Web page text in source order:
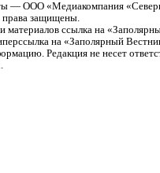
— ООО «Медиакомпания
защищены.
ссылка на
на «Заполярный
Редакция не несет